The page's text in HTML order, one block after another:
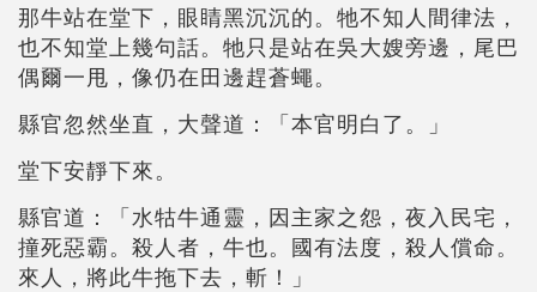
那牛站在堂下，眼睛黑沉沉的。牠不知人間律法，
也不知堂上幾句話。牠只是站在吳大嫂旁邊，尾巴
偶爾一甩，像仍在田邊趕蒼蠅。
縣官忽然坐直，大聲道：「本官明白了。」
堂下安靜下來。
縣官道：「水牯牛通靈，因主家之怨，夜入民宅，
撞死惡霸。殺人者，牛也。國有法度，殺人償命。
來人，將此牛拖下去，斬！」